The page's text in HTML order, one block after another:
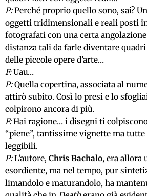
P:Perché proprio quello sono, sai?
oggetti tridimensionali e reali posti
fotografati con una certa angolazione
distanza tali da farle diventare
delle piccole opere d’arte…
F:Uau…
P:Quella copertina, associata al
attirò subito. Così lo presi e lo
colpirono ancora di più.
F:Hai ragione… i disegni ti
“piene”, tantissime vignette ma
leggibili.
P:L’autore, Chris Bachalo, era allora
esordiente, ma nel tempo, pur
limandolo e maturandolo, ha